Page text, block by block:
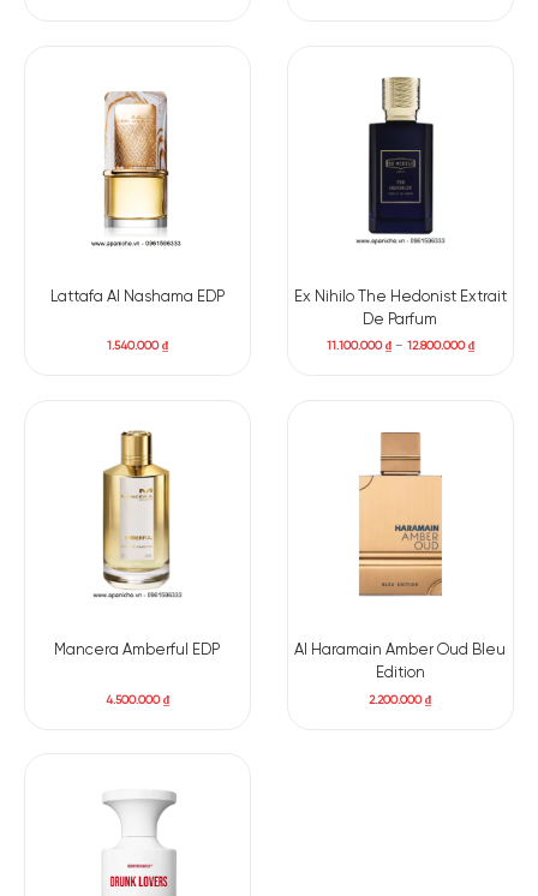
Lattafa Al Nashama EDP
1.540.000₫
Ex Nihilo The Hedonist Extrait
De Parfum
11.100.000₫– 12.800.000₫
Mancera Amberful EDP
4.500.000₫
Al Haramain Amber Oud Bleu
Edition
2.200.000₫